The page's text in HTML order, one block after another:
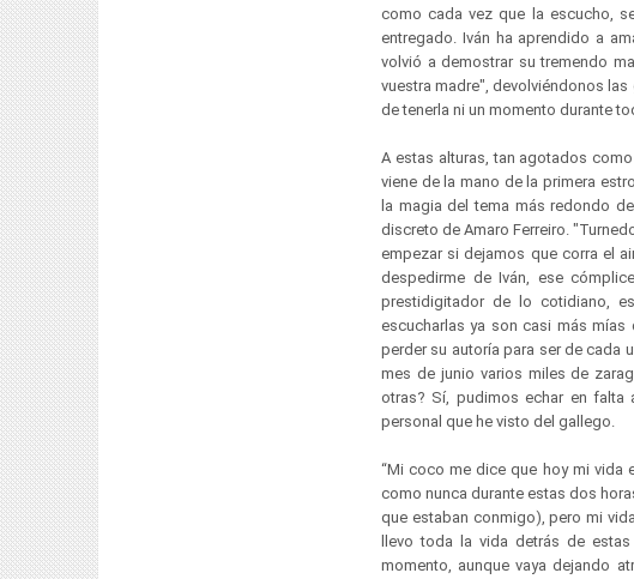
como cada vez que la escucho,
entregado. Iván ha aprendido a
volvió a demostrar su tremendo
vuestra madre", devolviéndonos
de tenerla ni un momento durante
A estas alturas, tan agotados
viene de la mano de la primera
la magia del tema más redondo
discreto de Amaro Ferreiro.
empezar si dejamos que corra el
despedirme de Iván, ese
prestidigitador de lo cotidiano,
escucharlas ya son casi más mías
perder su autoría para ser de cada
mes de junio varios miles de
otras? Sí, pudimos echar en falta
personal que he visto del gallego.
“Mi coco me dice que hoy mi vida
como nunca durante estas dos
que estaban conmigo), pero mi
llevo toda la vida detrás de
momento, aunque vaya dejando